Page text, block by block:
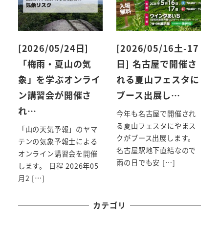
[2026/05/24日]
「梅雨・夏山の気
象」を学ぶオンライ
ン講習会が開催さ
れ…
「山の天気予報」のヤマ
テンの気象予報士による
オンライン講習会を開催
します。 日程 2026年05
月2 […]
[2026/05/16土-17
日] 名古屋で開催さ
れる夏山フェスタに
ブース出展し…
今年も名古屋で開催され
る夏山フェスタにやまス
クがブース出展します。
名古屋駅地下直結なので
雨の日でも安 […]
カテゴリ